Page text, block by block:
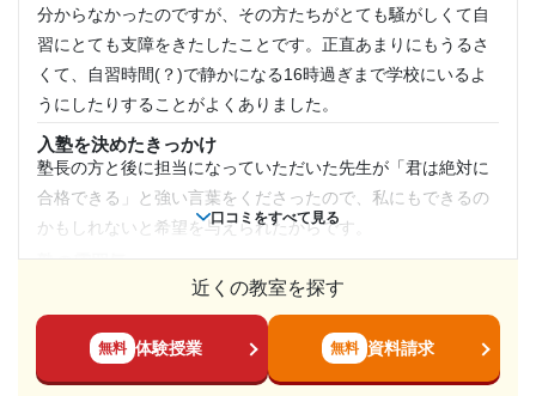
未達成
目的の達成理由
中々学習が伸びなかった。学習内容が理解出来てなくて
も進めてるため中々上達出来なかった
志望校と合格状況
第二志望校：合格
第三志望校：
個別教室のトライ 北千住駅前校の口コミをもっと見る
授業以外のサポート
(相談・面談、家庭学習のサポート、授業以外のコミュニケーション等)
基本的に塾からの連絡は日程変更に関することか、特別講習
などの営業に関わることだけだった。たまに本人の塾内での
様子を聞いたが、本人の目標などはやはり自己管理が大事
で、あまり塾に期待できなかったため。
利用詳細
通塾期間
入塾時の学年
口コミをすべて見る
分からなかったのですが、その方たちがとても騒がしくて自
習にとても支障をきたしたことです。正直あまりにもうるさ
くて、自習時間(？)で静かになる16時過ぎまで学校にいるよ
うにしたりすることがよくありました。
入塾を決めたきっかけ
塾長の方と後に担当になっていただいた先生が「君は絶対に
合格できる」と強い言葉をくださったので、私にもできるの
かもしれないと希望を与えられたからです。
料金
申し訳ないのですが料金についてはほとんど知りません。し
かし個別ということもあり団体授業の塾よりはやはり高額で
近くの教室を探す
無料 体験授業 無料 資料請求